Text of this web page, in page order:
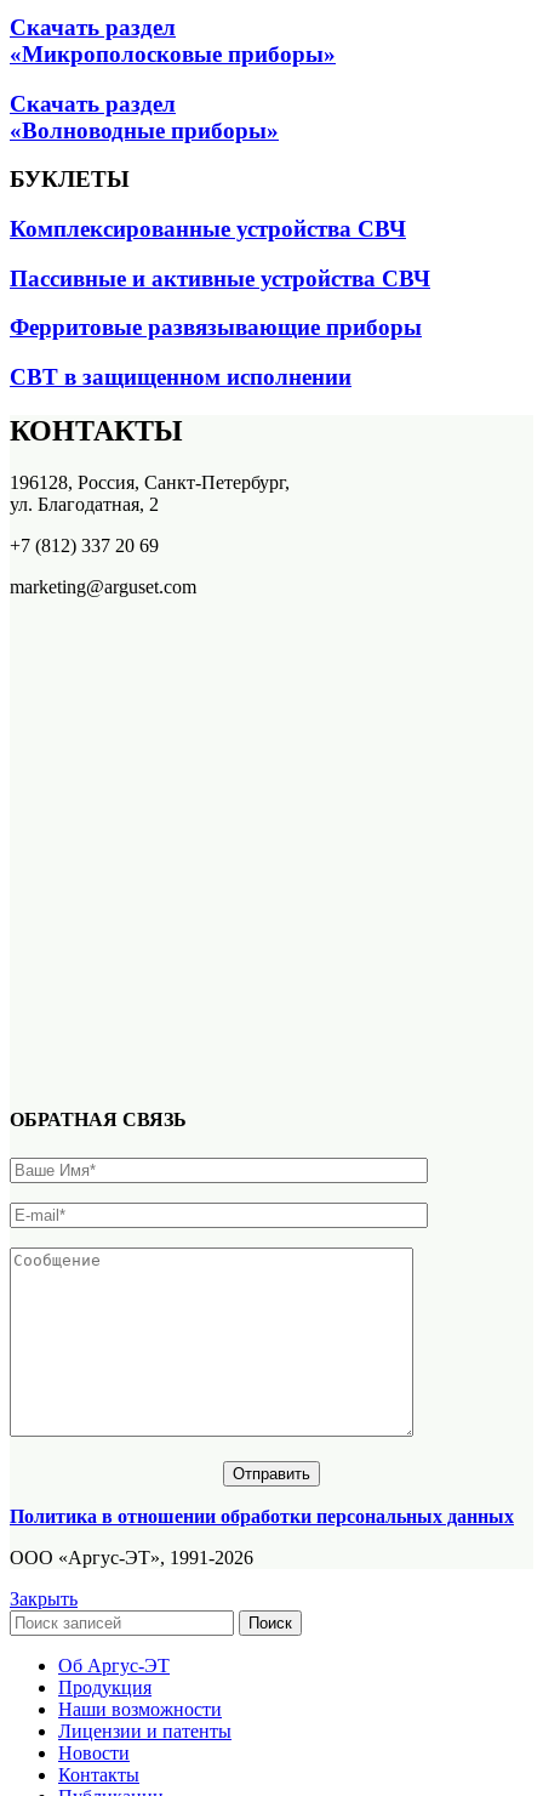
Скачать раздел
«Микрополосковые приборы»
Скачать раздел
«Волноводные приборы»
БУКЛЕТЫ
Комплексированные устройства СВЧ
Пассивные и активные устройства СВЧ
Ферритовые развязывающие приборы
СВТ в защищенном исполнении
КОНТАКТЫ
196128, Россия, Санкт-Петербург,
ул. Благодатная, 2
+7 (812) 337 20 69
marketing@arguset.com
ОБРАТНАЯ СВЯЗЬ
Политика в отношении обработки персональных данных
ООО «Аргус-ЭТ», 1991-2026
Закрыть
Поиск
Об Аргус-ЭТ
Продукция
Наши возможности
Лицензии и патенты
Новости
Контакты